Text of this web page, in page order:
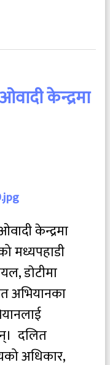
केन्द्रमा
केन्द्रमा
मध्यपहाडी
डाेटीमा
अभियानका
दलित
अधिकार,